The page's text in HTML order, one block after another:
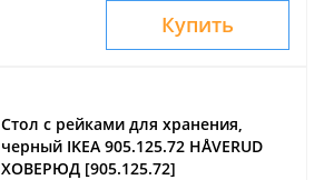
Купить
Стол с рейками для хранения,
черный IKEA 905.125.72 HÅVERUD
ХОВЕРЮД [905.125.72]